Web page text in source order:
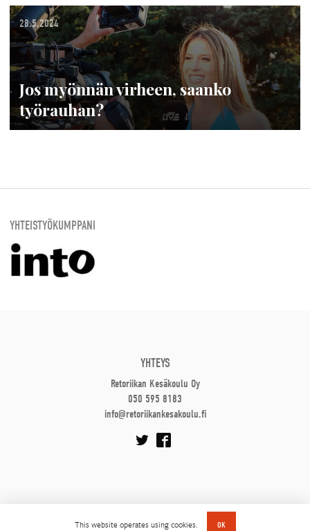
This website operates using cookies. OK
28.5.2024
Jos myönnän virheen, saanko
työrauhan?
YHTEISTYÖKUMPPANI
YHTEYS
Retoriikan Kesäkoulu Oy
050 595 8183
info@retoriikankesakoulu.fi